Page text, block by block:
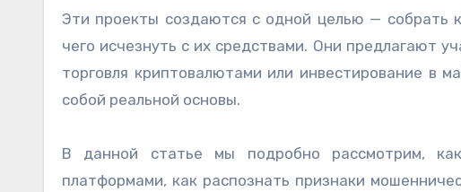
Эти проекты создаются с одной целью — собрать
чего исчезнуть с их средствами. Они предлагают
торговля криптовалютами или инвестирование в
собой реальной основы.
В данной статье мы подробно рассмотрим,
платформами, как распознать признаки